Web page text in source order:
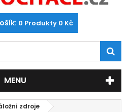
0 Produkty 0 Kč
MENU
zdroje